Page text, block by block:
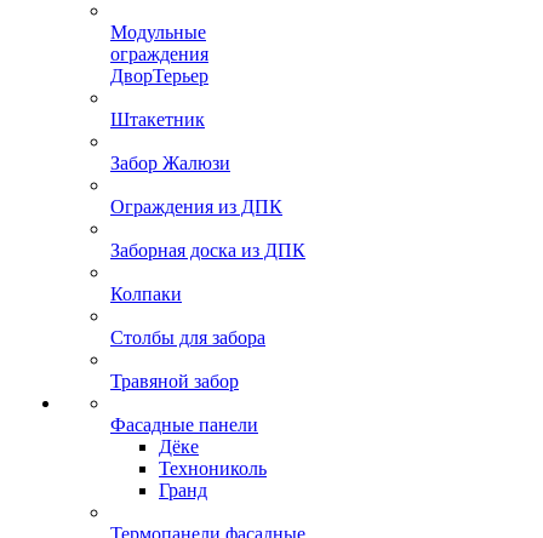
Модульные
ограждения
ДворТерьер
Штакетник
Забор Жалюзи
Ограждения из ДПК
Заборная доска из ДПК
Колпаки
Столбы для забора
Травяной забор
Фасадные панели
Дёке
Технониколь
Гранд
Термопанели фасадные